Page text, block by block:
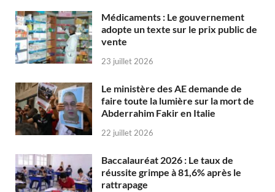
Médicaments : Le gouvernement
adopte un texte sur le prix public de
vente
23 juillet 2026
Le ministère des AE demande de
faire toute la lumière sur la mort de
Abderrahim Fakir en Italie
22 juillet 2026
Baccalauréat 2026 : Le taux de
réussite grimpe à 81,6% après le
rattrapage